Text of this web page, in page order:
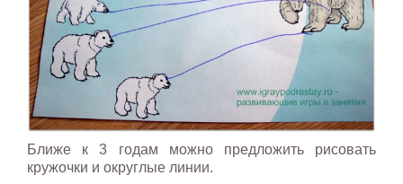
Ближе к 3 годам можно предложить рисовать
кружочки и округлые линии.